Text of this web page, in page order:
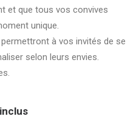
DE DEVIS
et que tous vos convives
unique.
à vos invités de se
selon leurs envies.